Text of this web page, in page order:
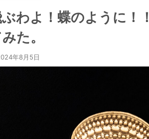
わよ！蝶のように！
た。
年8月5日